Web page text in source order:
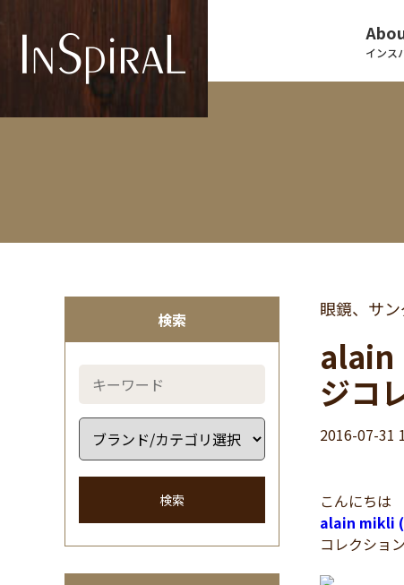
インス
検索
検索
眼鏡、サ
alain
ジコ
2016-07-31
こんにちは
alain mikli
コレクショ